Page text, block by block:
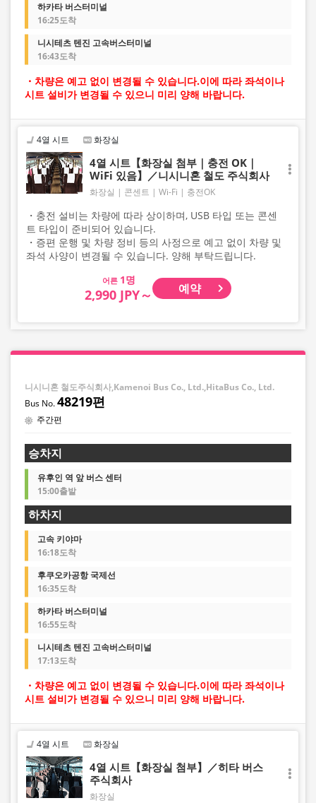
하카타 버스터미널
16:25도착
니시테츠 텐진 고속버스터미널
16:43도착
・차량은 예고 없이 변경될 수 있습니다.이에 따라 좌석이나
시트 설비가 변경될 수 있으니 미리 양해 바랍니다.
4열 시트 화장실
4열 시트【화장실 첨부｜충전 OK｜
WiFi 있음】／니시니혼 철도 주식회사
화장실 콘센트 Wi-Fi 충전OK
・충전 설비는 차량에 따라 상이하며, USB 타입 또는 콘센
트 타입이 준비되어 있습니다.
・증편 운행 및 차량 정비 등의 사정으로 예고 없이 차량 및
좌석 사양이 변경될 수 있습니다. 양해 부탁드립니다.
어른
2,990 JPY～ 예약
니시니혼 철도주식회사,Kamenoi Bus Co., Ltd.,HitaBus Co., Ltd.
48219편
주간편
승차지
유후인 역 앞 버스 센터
15:00출발
하차지
고속 키야마
16:18도착
후쿠오카공항 국제선
16:35도착
하카타 버스터미널
16:55도착
니시테츠 텐진 고속버스터미널
17:13도착
・차량은 예고 없이 변경될 수 있습니다.이에 따라 좌석이나
시트 설비가 변경될 수 있으니 미리 양해 바랍니다.
4열 시트 화장실
4열 시트【화장실 첨부】／히타 버스
주식회사
화장실